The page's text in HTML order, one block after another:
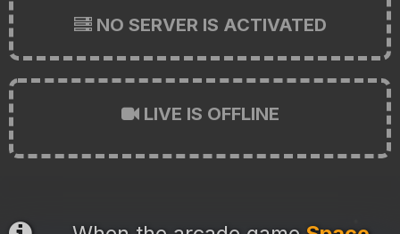
NO SERVER IS ACTIVATED
LIVE IS OFFLINE